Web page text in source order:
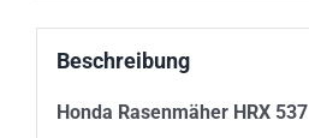
Beschreibung
Honda Rasenmäher HRX 537